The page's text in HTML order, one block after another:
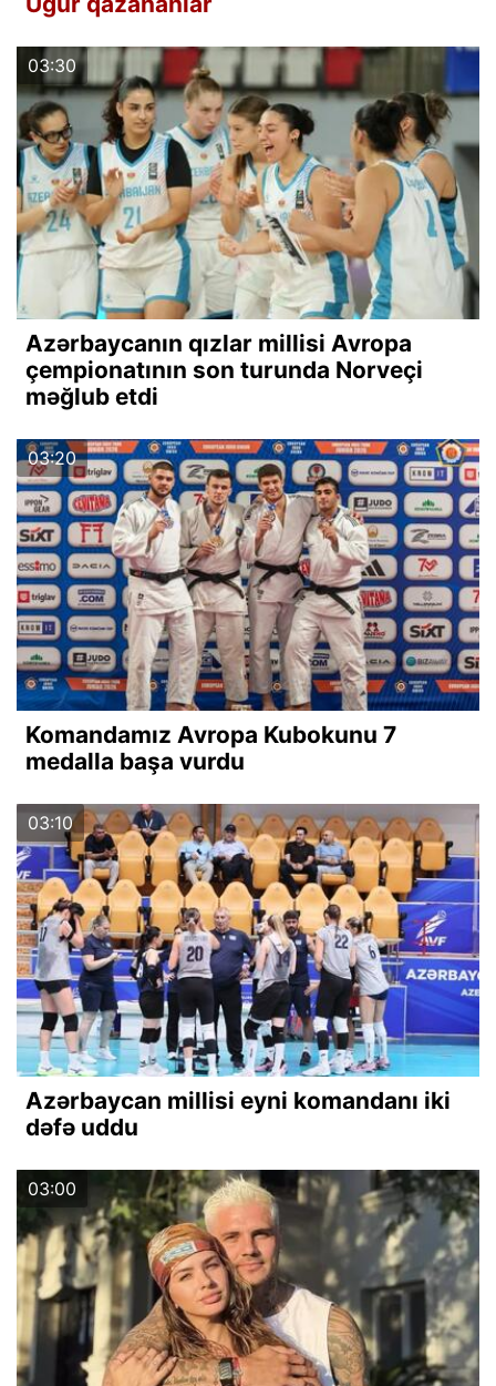
03:30
Azərbaycanın qızlar millisi Avropa
çempionatının son turunda Norveçi
məğlub etdi
03:20
Komandamız Avropa Kubokunu 7
medalla başa vurdu
03:10
Azərbaycan millisi eyni komandanı iki
dəfə uddu
03:00